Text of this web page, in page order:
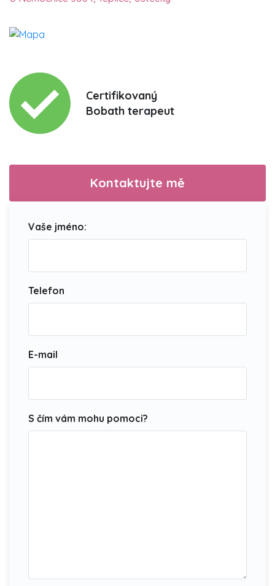
Certifikovaný
Bobath terapeut
Kontaktujte mě
Vaše jméno:
Telefon
E-mail
S čím vám mohu pomoci?